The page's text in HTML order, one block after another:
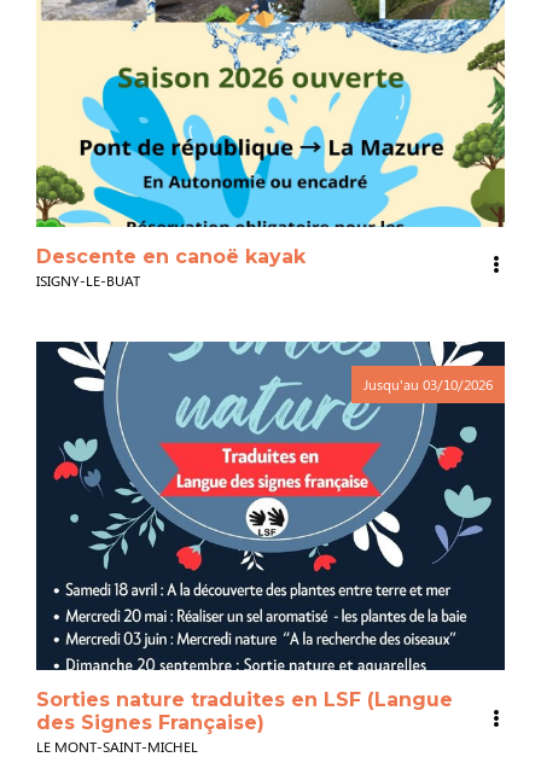
Descente en canoë kayak
ISIGNY-LE-BUAT
Jusqu'au 03/10/2026
Sorties nature traduites en LSF (Langue
des Signes Française)
LE MONT-SAINT-MICHEL